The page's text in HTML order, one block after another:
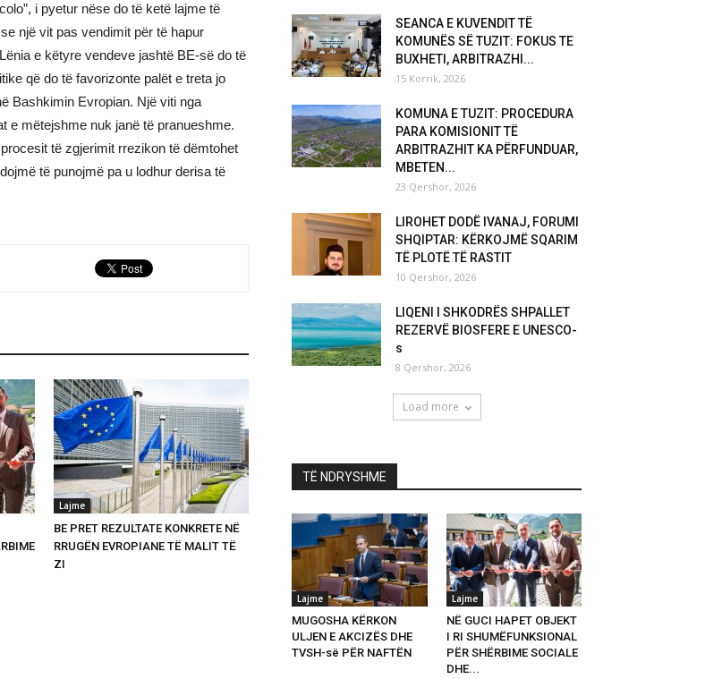
i pyetur nëse do të ketë lajme të
një vit pas vendimit për të hapur
e këtyre vendeve jashtë BE-së do të
që do të favorizonte palët e treta jo
Bashkimin Evropian. Një viti nga
e mëtejshme nuk janë të pranueshme.
të zgjerimit rrezikon të dëmtohet
të punojmë pa u lodhur derisa të
Lajme
BE PRET REZULTATE KONKRETE NË
RRUGËN EVROPIANE TË MALIT TË
ZI
SEANCA E KUVENDIT TË
KOMUNËS SË TUZIT: FOKUS TE
BUXHETI, ARBITRAZHI...
15 Korrik, 2026
KOMUNA E TUZIT: PROCEDURA
PARA KOMISIONIT TË
ARBITRAZHIT KA PËRFUNDUAR,
MBETEN...
23 Qershor, 2026
LIROHET DODË IVANAJ, FORUMI
SHQIPTAR: KËRKOJMË SQARIM
TË PLOTË TË RASTIT
10 Qershor, 2026
LIQENI I SHKODRËS SHPALLET
REZERVË BIOSFERE E UNESCO-
s
8 Qershor, 2026
Load more
TË NDRYSHME
Lajme
MUGOSHA KËRKON
ULJEN E AKCIZËS DHE
TVSH-së PËR NAFTËN
Lajme
NË GUCI HAPET OBJEKT
I RI SHUMËFUNKSIONAL
PËR SHËRBIME SOCIALE
DHE...